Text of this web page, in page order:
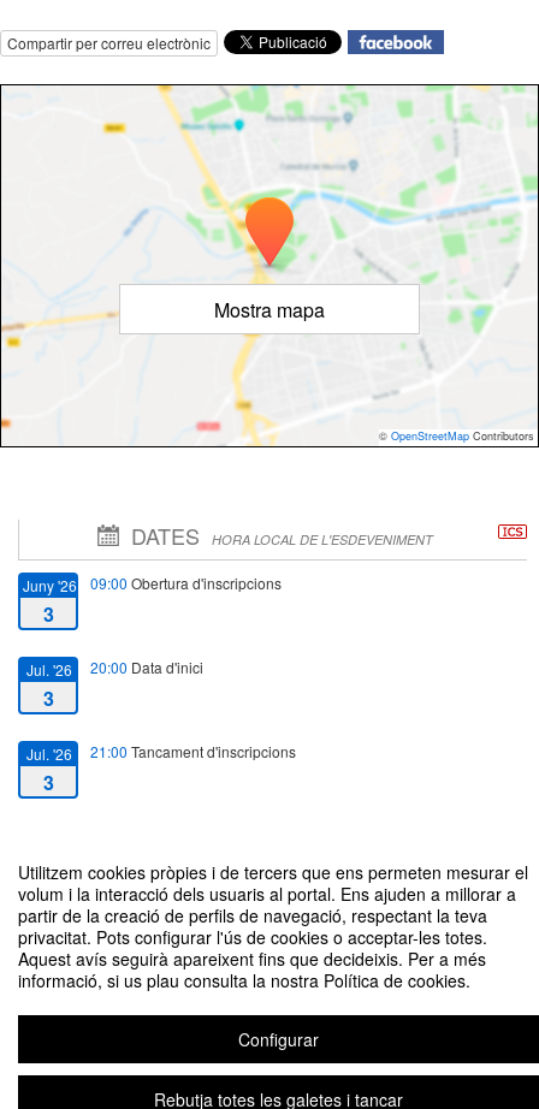
Utilitzem cookies pròpies i de tercers que ens permeten mesurar el
volum i la interacció dels usuaris al portal. Ens ajuden a millorar a
partir de la creació de perfils de navegació, respectant la teva
privacitat. Pots configurar l'ús de cookies o acceptar-les totes.
Aquest avís seguirà apareixent fins que decideixis. Per a més
informació, si us plau consulta la nostra Política de cookies.
Configurar
Rebutja totes les galetes i tancar
Compartir per correu electrònic
Mostra mapa
© OpenStreetMap Contributors
DATES HORA LOCAL DE L'ESDEVENIMENT
Juny '26
3
09:00 Obertura d'inscripcions
Jul. '26
3
20:00 Data d'inici
Jul. '26
3
21:00 Tancament d'inscripcions
3
Avís legal|Contacte
Plataforma d'organització d'esdeveniments Symposium
Copyright © 2026